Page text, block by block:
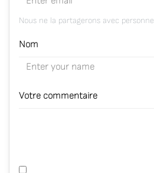
Nous ne la partagerons avec personne
Nom
Votre commentaire